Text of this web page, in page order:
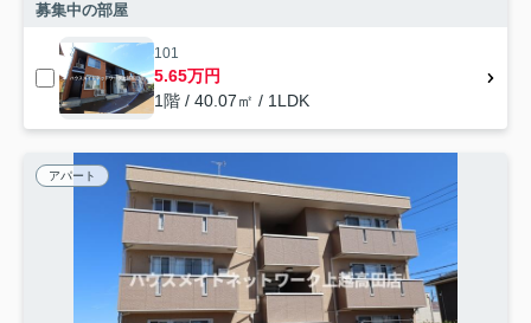
募集中の部屋
101
5.65万円
1階 / 40.07㎡ / 1LDK
アパート